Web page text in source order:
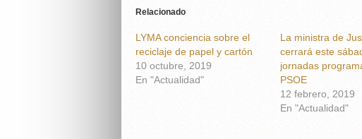
Relacionado
LYMA conciencia sobre el
reciclaje de papel y cartón
10 octubre, 2019
En "Actualidad"
La ministra de
cerrará este
jornadas
PSOE
12 febrero, 2019
En "Actualidad"